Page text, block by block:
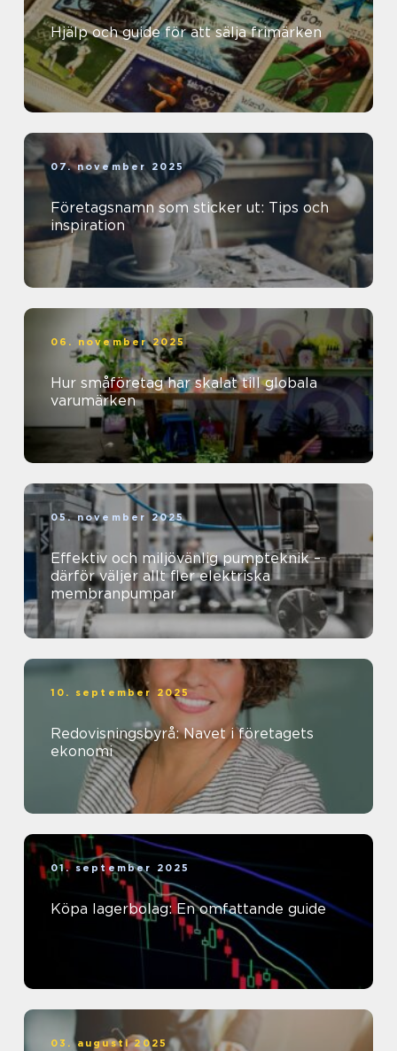
Hjälp och guide för att sälja frimärken
07. november 2025
Företagsnamn som sticker ut: Tips och
inspiration
06. november 2025
Hur småföretag har skalat till globala
varumärken
05. november 2025
Effektiv och miljövänlig pumpteknik –
därför väljer allt fler elektriska
membranpumpar
10. september 2025
Redovisningsbyrå: Navet i företagets
ekonomi
01. september 2025
Köpa lagerbolag: En omfattande guide
03. augusti 2025